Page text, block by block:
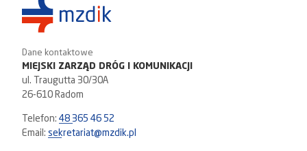
Dane kontaktowe
MIEJSKI ZARZĄD DRÓG I KOMUNIKACJI
ul. Traugutta 30/30A
26-610 Radom
Telefon:48 365 46 52
Email:sekretariat@mzdik.pl